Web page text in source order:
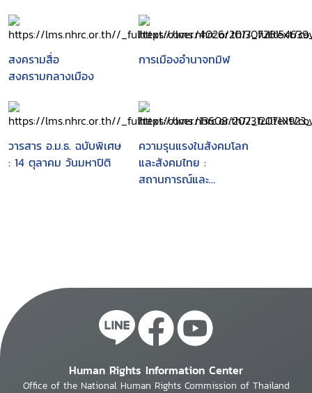
สงครามสื่อ
สงครามกลางเมือง
การเมืองอำนาจทมิฬ
วารสาร อ.ม.ธ. ฉบับพิเศษ
: 14 ตุลาคม วันมหาปิติ
ความรุนแรงในสังคมโลก
และสังคมไทย :
สถานการณ์และ
Human Rights Information Center
Office of the National Human Rights Commission of Thailand